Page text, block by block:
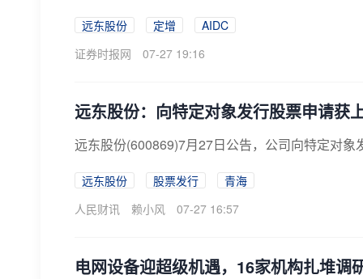
远东股份 定增
AIDC
证券时报网
07-27 19:16
远东股份：向特定对象发行股票申请获
远东股份(600869)7月27日公告，公司向特定对
远东股份 股票发行
青海
人民财讯
赖小风 07-27 16:57
电网设备迎超级机遇，16家机构扎堆调